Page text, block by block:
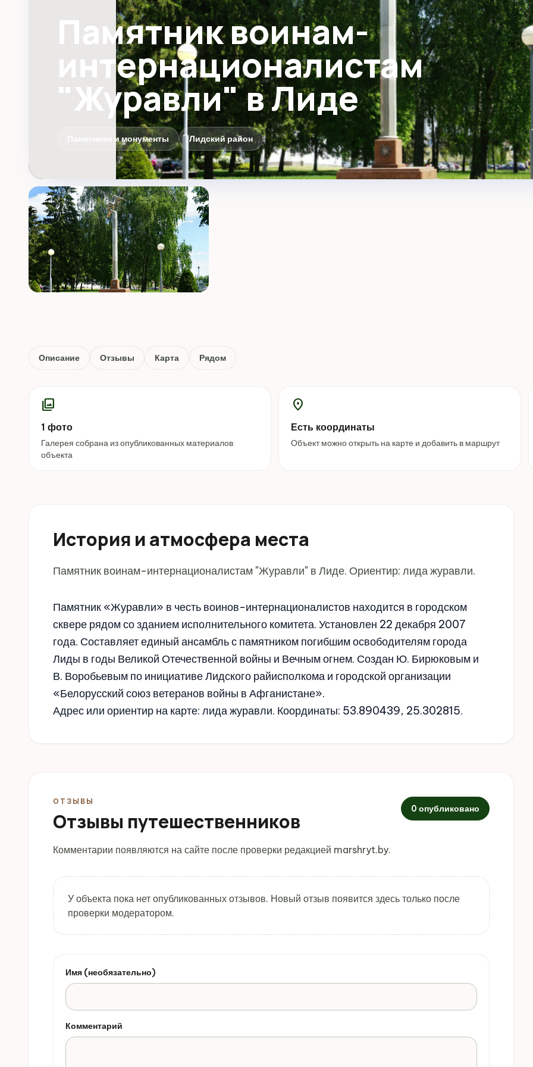
Памятник воинам-
интернационалистам
"Журавли" в Лиде
Памятники и монументы Лидский район
Описание Отзывы Карта Рядом
photo_library
1 фото
Галерея собрана из опубликованных материалов
объекта
location_on
Есть координаты
Объект можно открыть на карте и добавить в маршрут
История и атмосфера места
Памятник воинам-интернационалистам "Журавли" в Лиде. Ориентир: лида журавли.
Памятник «Журавли» в честь воинов-интернационалистов находится в городском
сквере рядом со зданием исполнительного комитета. Установлен 22 декабря 2007
года. Составляет единый ансамбль с памятником погибшим освободителям города
Лиды в годы Великой Отечественной войны и Вечным огнем. Создан Ю. Бирюковым и
В. Воробьевым по инициативе Лидского райисполкома и городской организации
«Белорусский союз ветеранов войны в Афганистане».
Адрес или ориентир на карте: лида журавли. Координаты: 53.890439, 25.302815.
ОТЗЫВЫ
Отзывы путешественников
0 опубликовано
Комментарии появляются на сайте после проверки редакцией marshryt.by.
У объекта пока нет опубликованных отзывов. Новый отзыв появится здесь только после
проверки модератором.
Имя (необязательно)
Комментарий